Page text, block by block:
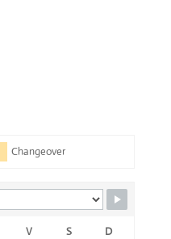
Changeover
V S D